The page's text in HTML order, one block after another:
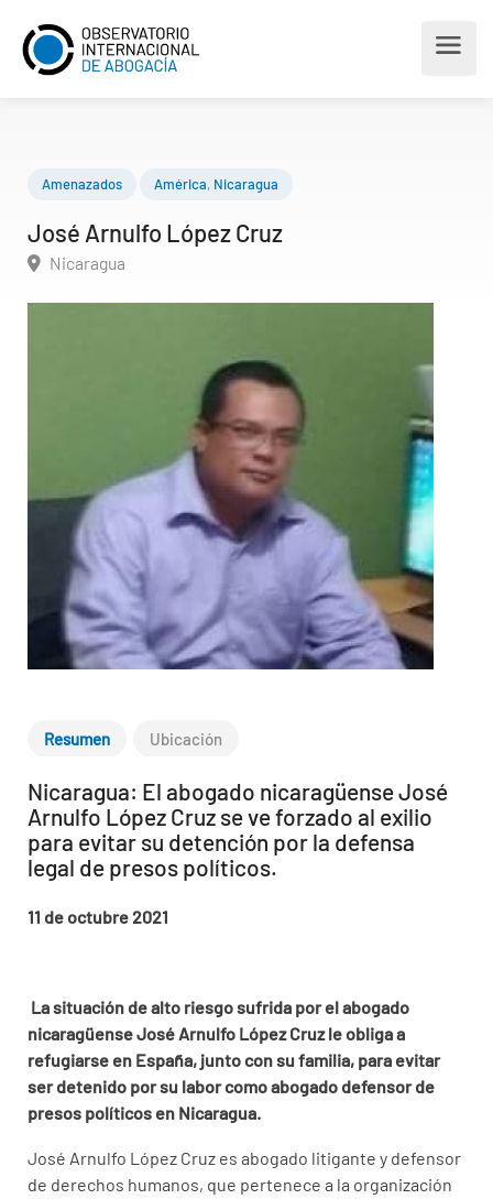
José Arnulfo López Cruz
Resumen Ubicación
Nicaragua: El abogado nicaragüense José
Arnulfo López Cruz se ve forzado al exilio
para evitar su detención por la defensa
legal de presos políticos.
11 de octubre 2021
La situación de alto riesgo sufrida por el abogado
nicaragüense José Arnulfo López Cruz le obliga a
refugiarse en España, junto con su familia, para evitar
ser detenido por su labor como abogado defensor de
presos políticos en Nicaragua.
José Arnulfo López Cruz es abogado litigante y defensor
de derechos humanos, que pertenece a la organización